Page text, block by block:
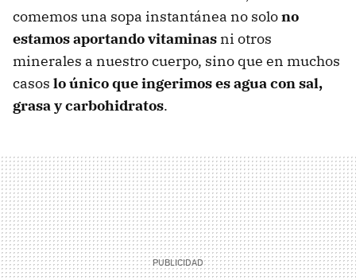
comemos una sopa instantánea no solono
estamos aportando vitaminas ni otros
minerales a nuestro cuerpo, sino que en muchos
casos lo único que ingerimos es agua con sal,
grasa y carbohidratos.